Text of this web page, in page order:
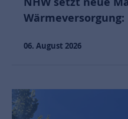
Wärmeversorgung:
06. August 2026